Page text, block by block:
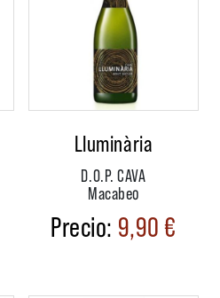
Lluminària
D.O.P. CAVA
Macabeo
9,90€